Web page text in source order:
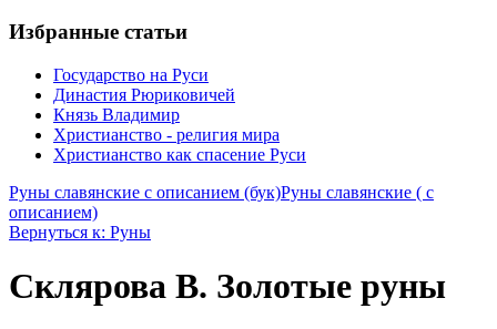
Избранные статьи
Государство на Руси
Династия Рюриковичей
Князь Владимир
Христианство - религия мира
Христианство как спасение Руси
Руны славянские с описанием (бук)Руны славянские ( с
описанием)
Вернуться к: Руны
Склярова В. Золотые руны